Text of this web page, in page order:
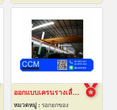
ออกแบบเครนรางเลื่อนไฟฟ้า
หมวดหมู่ : รอกยกของ